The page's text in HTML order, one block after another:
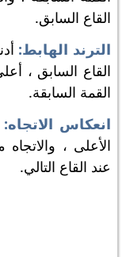
القاع السابق.
الترند الهابط:
القاع السابق ،
القمة السابقة.
انعكاس الاتجاه:
الأعلى ،
عند القاع التالي.